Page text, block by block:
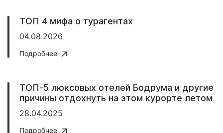
ТОП 4 мифа о турагентах
04.08.2026
Подробнее
ТОП-5 люксовых отелей Бодрума и другие
причины отдохнуть на этом курорте летом
28.04.2025
Подробнее